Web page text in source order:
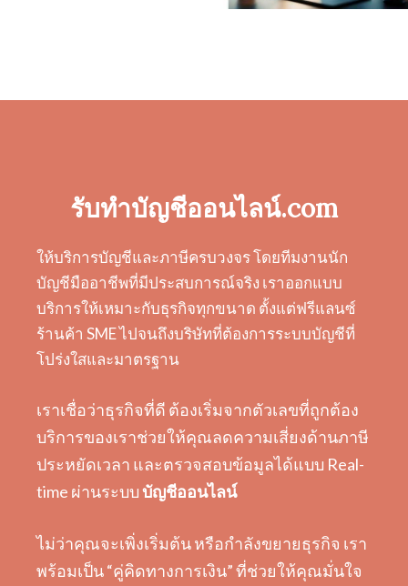
รับทำบัญชีออนไลน์.com
ให้บริการบัญชีและภาษีครบวงจร โดยทีมงานนัก
บัญชีมืออาชีพที่มีประสบการณ์จริง เราออกแบบ
บริการให้เหมาะกับธุรกิจทุกขนาด ตั้งแต่ฟรีแลนซ์
ร้านค้า SME ไปจนถึงบริษัทที่ต้องการระบบบัญชีที่
โปร่งใสและมาตรฐาน
เราเชื่อว่าธุรกิจที่ดี ต้องเริ่มจากตัวเลขที่ถูกต้อง
บริการของเราช่วยให้คุณลดความเสี่ยงด้านภาษี
ประหยัดเวลา และตรวจสอบข้อมูลได้แบบ Real-
time ผ่านระบบบัญชีออนไลน์
ไม่ว่าคุณจะเพิ่งเริ่มต้น หรือกำลังขยายธุรกิจ เรา
พร้อมเป็น “คู่คิดทางการเงิน” ที่ช่วยให้คุณมั่นใจ